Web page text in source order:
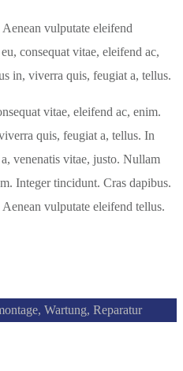
vulputate eleifend
consequat vitae, eleifend ac,
in, viverra quis, feugiat a, tellus.
vitae, eleifend ac, enim.
quis, feugiat a, tellus. In
venenatis vitae, justo. Nullam
Integer tincidunt. Cras dapibus.
vulputate eleifend tellus.
Wartung, Reparatur